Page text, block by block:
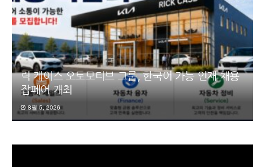
릭 케이스 오토모티브 그룹, 한국어 가능 인재 채용
잡페어 개최
8월 5, 2026